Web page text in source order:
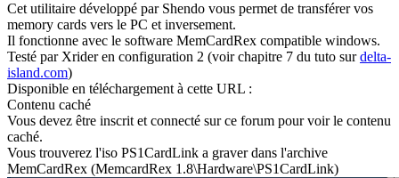
Cet utilitaire développé par Shendo vous permet de transférer vos
memory cards vers le PC et inversement.
Il fonctionne avec le software MemCardRex compatible windows.
Testé par Xrider en configuration 2 (voir chapitre 7 du tuto surdelta-
island.com)
Disponible en téléchargement à cette URL :
Contenu caché
Vous devez être inscrit et connecté sur ce forum pour voir le contenu
caché.
Vous trouverez l'iso PS1CardLink a graver dans l'archive
MemCardRex (MemcardRex 1.8\Hardware\PS1CardLink)